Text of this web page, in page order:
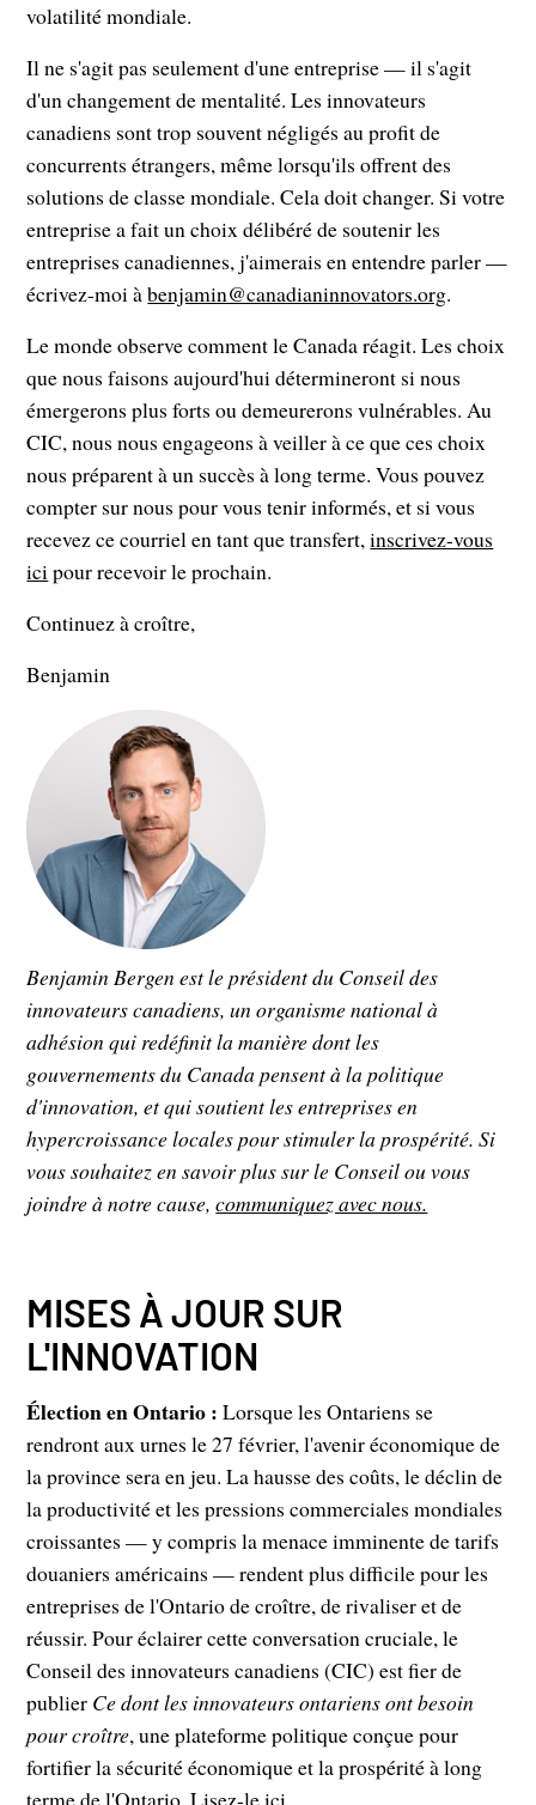
volatilité mondiale.
Il ne s'agit pas seulement d'une entreprise — il s'agit
d'unchangement de mentalité. Les innovateurs
canadiens sont trop souvent négligés au profit de
concurrents étrangers, même lorsqu'ils offrent des
solutions de classe mondiale. Cela doit changer. Si votre
entreprise a fait un choix délibéré de soutenir les
entreprises canadiennes, j'aimerais en entendre parler —
écrivez-moi àbenjamin@canadianinnovators.org.
Le monde observe comment le Canada réagit. Les choix
que nous faisons aujourd'hui détermineront si nous
émergerons plus forts ou demeurerons vulnérables. Au
CIC, nous nous engageons à veiller à ce que ces choix
nous préparent à un succès à long terme. Vous pouvez
compter sur nous pour vous tenir informés, et si vous
recevez ce courriel en tant que transfert,inscrivez-vous
icipour recevoir le prochain.
Continuez à croître,
Benjamin
Benjamin Bergen est le président du Conseil des
innovateurs canadiens, un organisme national à
adhésion qui redéfinit la manière dont les
gouvernements du Canada pensent à la politique
d'innovation, et qui soutient les entreprises en
hypercroissance locales pour stimuler la prospérité. Si
vous souhaitez en savoir plus sur le Conseil ou vous
joindre à notre cause,communiquez avec nous.
MISES À JOUR SUR
L'INNOVATION
Élection en Ontario : Lorsque les Ontariens se
rendront aux urnes le 27 février, l'avenir économique de
la province sera en jeu. La hausse des coûts, le déclin de
la productivité et les pressions commerciales mondiales
croissantes — y compris la menace imminente de tarifs
douaniers américains — rendent plus difficile pour les
entreprises de l'Ontario de croître, de rivaliser et de
réussir. Pour éclairer cette conversation cruciale, le
Conseil des innovateurs canadiens (CIC) est fier de
publier Ce dont les innovateurs ontariens ont besoin
pour croître, une plateforme politique conçue pour
fortifier la sécurité économique et la prospérité à long